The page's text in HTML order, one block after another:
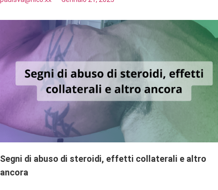
Segni di abuso di steroidi, effetti collaterali e altro
ancora